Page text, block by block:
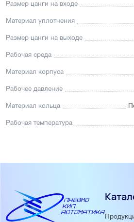
Размер цанги на входе
Материал уплотнения
Размер цанги на выходе
Рабочая среда
Материал корпуса
Рабочее давление
Материал кольца
Рабочая температура